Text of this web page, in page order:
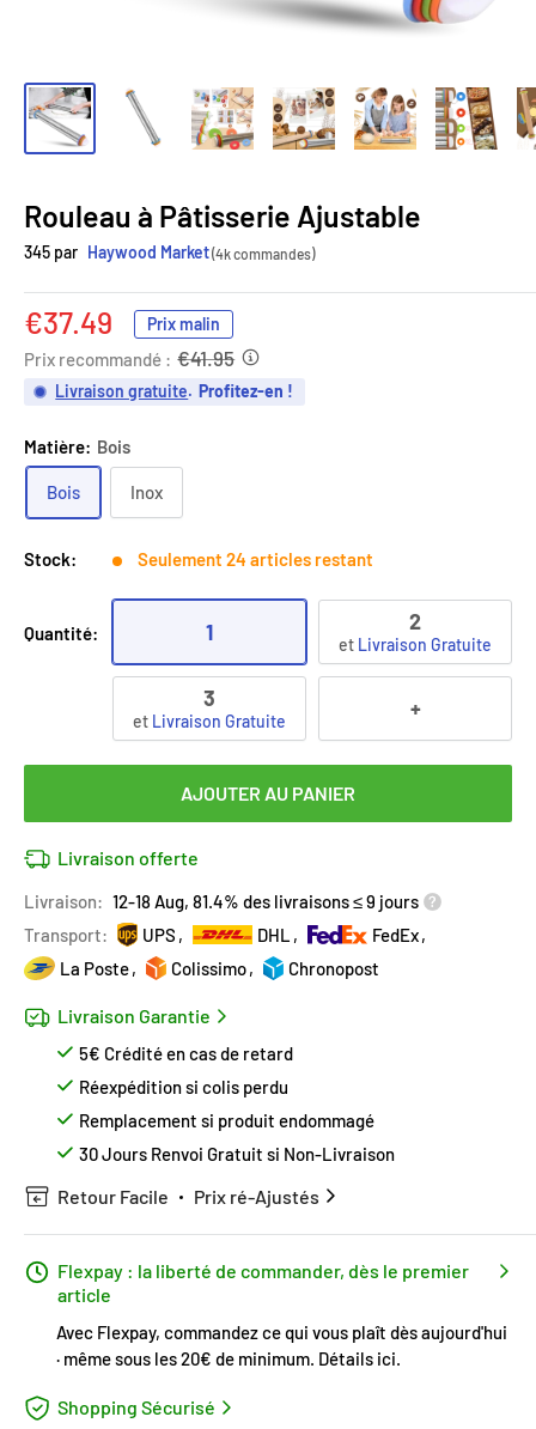
Rouleau à Pâtisserie Ajustable
345 par Haywood Market(4k commandes)
Prix
réduit
€37.49 Prix malin
Prix recommandé : €41.95
Livraison gratuite. Profitez-en !
Matière: Bois
Bois Inox
Stock: Seulement 24 articles restant
Quantité: 1 2
et Livraison Gratuite
3
et Livraison Gratuite +
AJOUTER AU PANIER
Livraison offerte
Livraison: 12-18 Aug, 81.4% des livraisons ≤ 9 jours
Transport:
UPS DHL
FedEx
La Poste
Colissimo Chronopost
Livraison Garantie
5€ Crédité en cas de retard
Réexpédition si colis perdu
Remplacement si produit endommagé
30 Jours Renvoi Gratuit si Non-Livraison
Retour Facile Prix ré-Ajustés
Flexpay : la liberté de commander, dès le premier
article
Avec Flexpay, commandez ce qui vous plaît dès aujourd'hui
· même sous les 20€ de minimum. Détails ici.
Shopping Sécurisé